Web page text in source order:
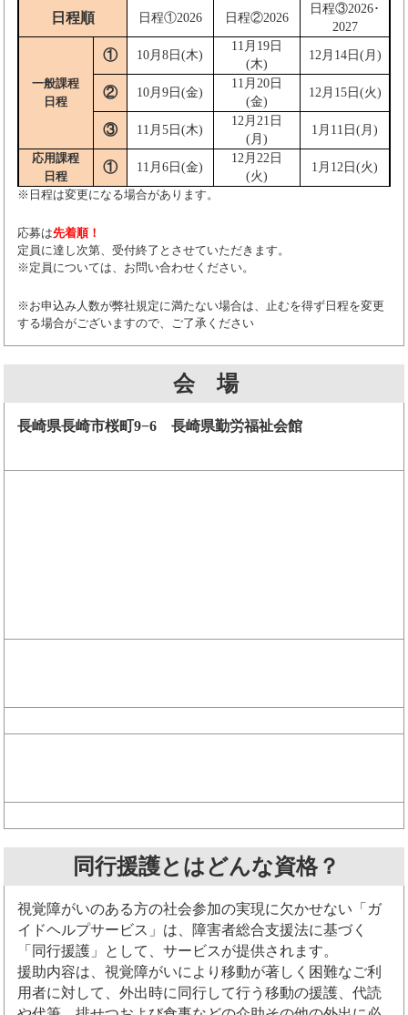
日程順
日程①2026 日程②2026
日程③2026･
2027
一般課程
日程
① 10月8日(木)
11月19日
(木)
12月14日(月)
② 10月9日(金)
11月20日
(金)
12月15日(火)
③ 11月5日(木)
12月21日
(月)
1月11日(月)
応用課程
日程
① 11月6日(金)
12月22日
(火)
1月12日(火)
※日程は変更になる場合があります。
応募は先着順！
定員に達し次第、受付終了とさせていただきます。
※定員については、お問い合わせください。
※お申込み人数が弊社規定に満たない場合は、止むを得ず日程を変更
する場合がございますので、ご了承ください
会 場
長崎県長崎市桜町9−6 長崎県勤労福祉会館
同行援護とはどんな資格？
視覚障がいのある方の社会参加の実現に欠かせない「ガ
イドヘルプサービス」は、障害者総合支援法に基づく
「同行援護」として、サービスが提供されます。
援助内容は、視覚障がいにより移動が著しく困難なご利
用者に対して、外出時に同行して行う移動の援護、代読